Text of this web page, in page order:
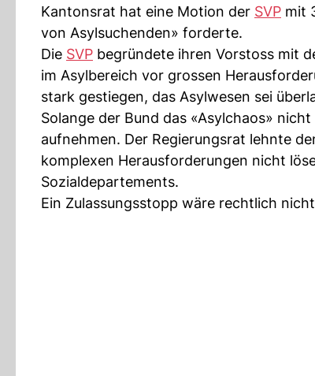
Kantonsrat hat eine Motion der SVP mit
von Asylsuchenden» forderte.
Die SVP begründete ihren Vorstoss mit
im Asylbereich vor grossen
stark gestiegen, das Asylwesen sei
Solange der Bund das «Asylchaos»
aufnehmen. Der Regierungsrat lehnte
komplexen Herausforderungen nicht
Sozialdepartements.
Ein Zulassungsstopp wäre rechtlich